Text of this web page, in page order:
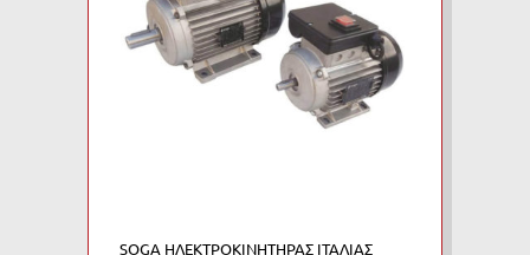
SOGA ΗΛΕΚΤΡΟΚΙΝΗΤΗΡΑΣ ΙΤΑΛΙΑΣ